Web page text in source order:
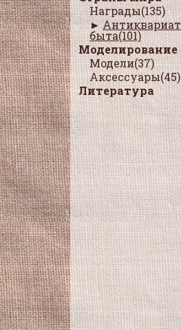
Награды(135)
быта(101)
Моделирование
Модели(37)
Аксессуары(45)
Литература